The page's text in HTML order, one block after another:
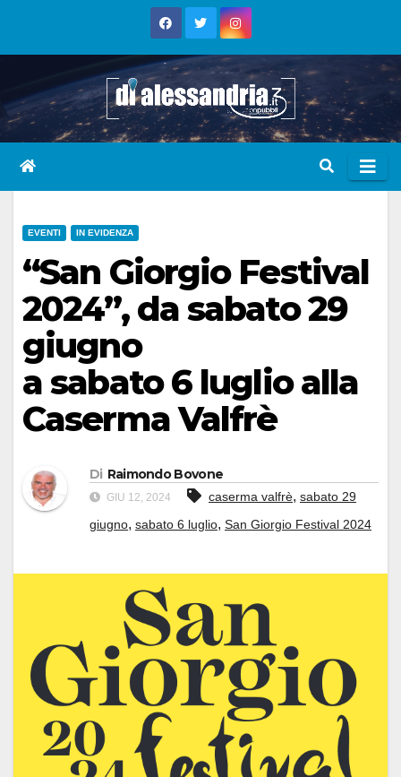
EVENTI IN EVIDENZA
“San Giorgio Festival
2024”, da sabato 29
giugno
a sabato 6 luglio alla
Caserma Valfrè
Di Raimondo Bovone
GIU 12, 2024 caserma valfrè, sabato 29
giugno, sabato 6 luglio, San Giorgio Festival 2024